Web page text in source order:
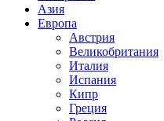
Азия
Европа
Австрия
Великобритания
Италия
Испания
Кипр
Греция